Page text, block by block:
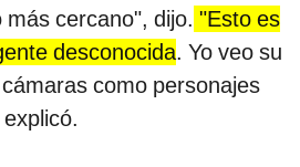
cercano", dijo. "Esto es
desconocida. Yo veo su
como personajes